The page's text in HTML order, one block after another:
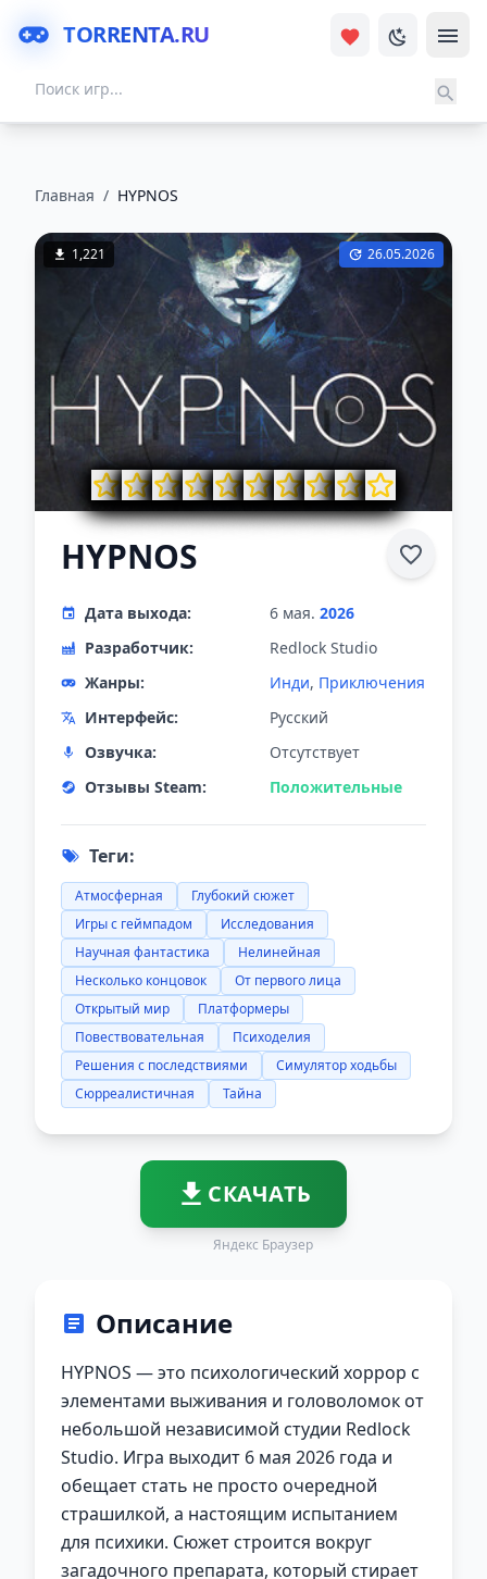
TORRENTA.RU
Главная / HYPNOS
1,221 26.05.2026
HYPNOS
Дата выхода: 6 мая. 2026
Разработчик:
Redlock Studio
Жанры:
Инди, Приключения
Интерфейс:
Русский
Озвучка:
Отсутствует
Отзывы Steam:
Положительные
Теги:
Атмосферная
Глубокий сюжет
Игры с геймпадом
Исследования
Научная фантастика
Нелинейная
Несколько концовок
От первого лица
Открытый мир
Платформеры
Повествовательная
Психоделия
Решения с последствиями
Симулятор ходьбы
Сюрреалистичная
Тайна
СКАЧАТЬ
Яндекс Браузер
Описание
HYPNOS — это психологический хоррор с
элементами выживания и головоломок от
небольшой независимой студии Redlock
Studio. Игра выходит 6 мая 2026 года и
обещает стать не просто очередной
страшилкой, а настоящим испытанием
для психики. Сюжет строится вокруг
загадочного препарата, который стирает